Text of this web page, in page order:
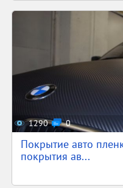
1290 0
Покрытие авто
покрытия ав...